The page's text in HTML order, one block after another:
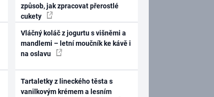
způsob, jak zpracovat přerostlé
cukety
Vláčný koláč z jogurtu s višněmi a
mandlemi – letní moučník ke kávě i
na oslavu
Tartaletky z lineckého těsta s
vanilkovým krémem a lesním